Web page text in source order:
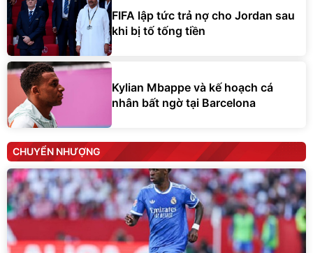
FIFA lập tức trả nợ cho Jordan sau
khi bị tố tống tiền
Kylian Mbappe và kế hoạch cá
nhân bất ngờ tại Barcelona
CHUYỂN NHƯỢNG